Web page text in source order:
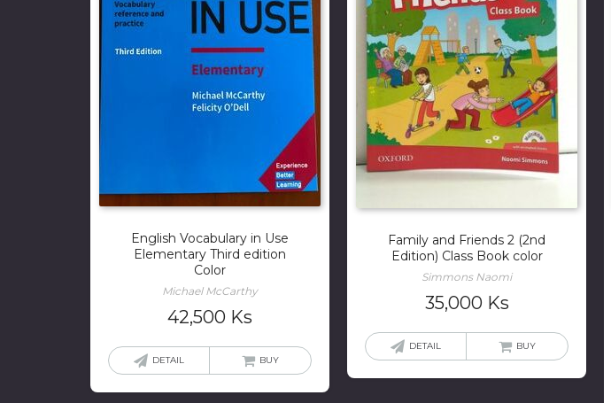
English Vocabulary in Use
Elementary Third edition
Color
Michael McCarthy
42,500 Ks
DETAIL BUY
Family and Friends 2 (2nd
Edition) Class Book color
Simmons Naomi
35,000 Ks
DETAIL BUY